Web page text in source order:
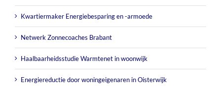
Kwartiermaker Energiebesparing en -armoede
Netwerk Zonnecoaches Brabant
Haalbaarheidsstudie Warmtenet in woonwijk
Energiereductie door woningeigenaren in Oisterwijk